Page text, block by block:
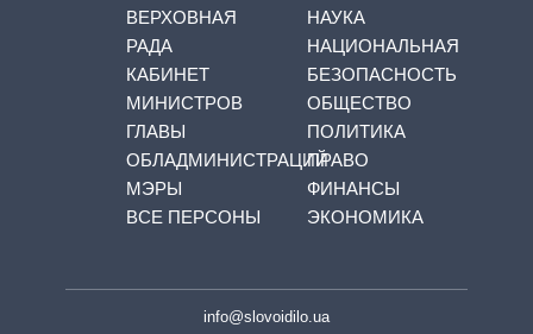
ВЕРХОВНАЯ
РАДА
КАБИНЕТ
МИНИСТРОВ
ГЛАВЫ
ОБЛАДМИНИСТРАЦИЙ
МЭРЫ
ВСЕ ПЕРСОНЫ
НАУКА
НАЦИОНАЛЬНАЯ
БЕЗОПАСНОСТЬ
ОБЩЕСТВО
ПОЛИТИКА
ПРАВО
ФИНАНСЫ
ЭКОНОМИКА
info@slovoidilo.ua